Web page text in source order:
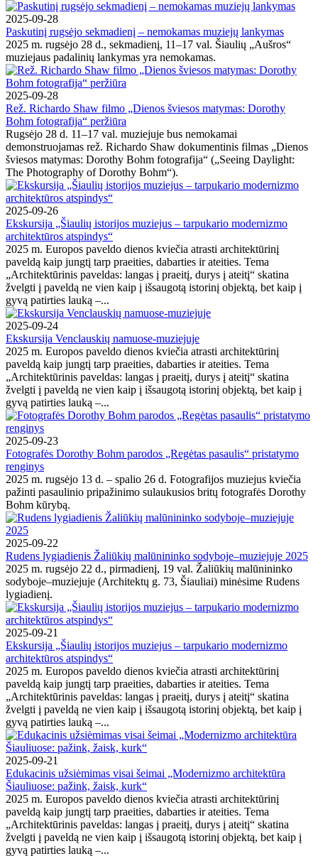
2025-09-28
Paskutinį rugsėjo sekmadienį – nemokamas muziejų lankymas
2025 m. rugsėjo 28 d., sekmadienį, 11–17 val. Šiaulių „Aušros“
muziejaus padalinių lankymas yra nemokamas.
2025-09-28
Rež. Richardo Shaw filmo „Dienos šviesos matymas: Dorothy
Bohm fotografija“ peržiūra
Rugsėjo 28 d. 11–17 val. muziejuje bus nemokamai
demonstruojamas rež. Richardo Shaw dokumentinis filmas „Dienos
šviesos matymas: Dorothy Bohm fotografija“ („Seeing Daylight:
The Photography of Dorothy Bohm“).
2025-09-26
Ekskursija „Šiaulių istorijos muziejus – tarpukario modernizmo
architektūros atspindys“
2025 m. Europos paveldo dienos kviečia atrasti architektūrinį
paveldą kaip jungtį tarp praeities, dabarties ir ateities. Tema
„Architektūrinis paveldas: langas į praeitį, durys į ateitį“ skatina
žvelgti į paveldą ne vien kaip į išsaugotą istorinį objektą, bet kaip į
gyvą patirties lauką –...
2025-09-24
Ekskursija Venclauskių namuose-muziejuje
2025 m. Europos paveldo dienos kviečia atrasti architektūrinį
paveldą kaip jungtį tarp praeities, dabarties ir ateities. Tema
„Architektūrinis paveldas: langas į praeitį, durys į ateitį“ skatina
žvelgti į paveldą ne vien kaip į išsaugotą istorinį objektą, bet kaip į
gyvą patirties lauką –...
2025-09-23
Fotografės Dorothy Bohm parodos „Regėtas pasaulis“ pristatymo
renginys
2025 m. rugsėjo 13 d. – spalio 26 d. Fotografijos muziejus kviečia
pažinti pasaulinio pripažinimo sulaukusios britų fotografės Dorothy
Bohm kūrybą.
2025-09-22
Rudens lygiadienis Žaliūkių malūnininko sodyboje–muziejuje 2025
2025 m. rugsėjo 22 d., pirmadienį, 19 val. Žaliūkių malūnininko
sodyboje–muziejuje (Architektų g. 73, Šiauliai) minėsime Rudens
lygiadienį.
2025-09-21
Ekskursija „Šiaulių istorijos muziejus – tarpukario modernizmo
architektūros atspindys“
2025 m. Europos paveldo dienos kviečia atrasti architektūrinį
paveldą kaip jungtį tarp praeities, dabarties ir ateities. Tema
„Architektūrinis paveldas: langas į praeitį, durys į ateitį“ skatina
žvelgti į paveldą ne vien kaip į išsaugotą istorinį objektą, bet kaip į
gyvą patirties lauką –...
2025-09-21
Edukacinis užsiėmimas visai šeimai „Modernizmo architektūra
Šiauliuose: pažink, žaisk, kurk“
2025 m. Europos paveldo dienos kviečia atrasti architektūrinį
paveldą kaip jungtį tarp praeities, dabarties ir ateities. Tema
„Architektūrinis paveldas: langas į praeitį, durys į ateitį“ skatina
žvelgti į paveldą ne vien kaip į išsaugotą istorinį objektą, bet kaip į
gyvą patirties lauką –...